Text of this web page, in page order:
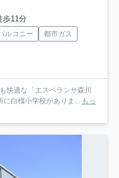
歩11分
ルコニー
都市ガス
快適な「エスペランサ森川
に白橿小学校がありま... もっ